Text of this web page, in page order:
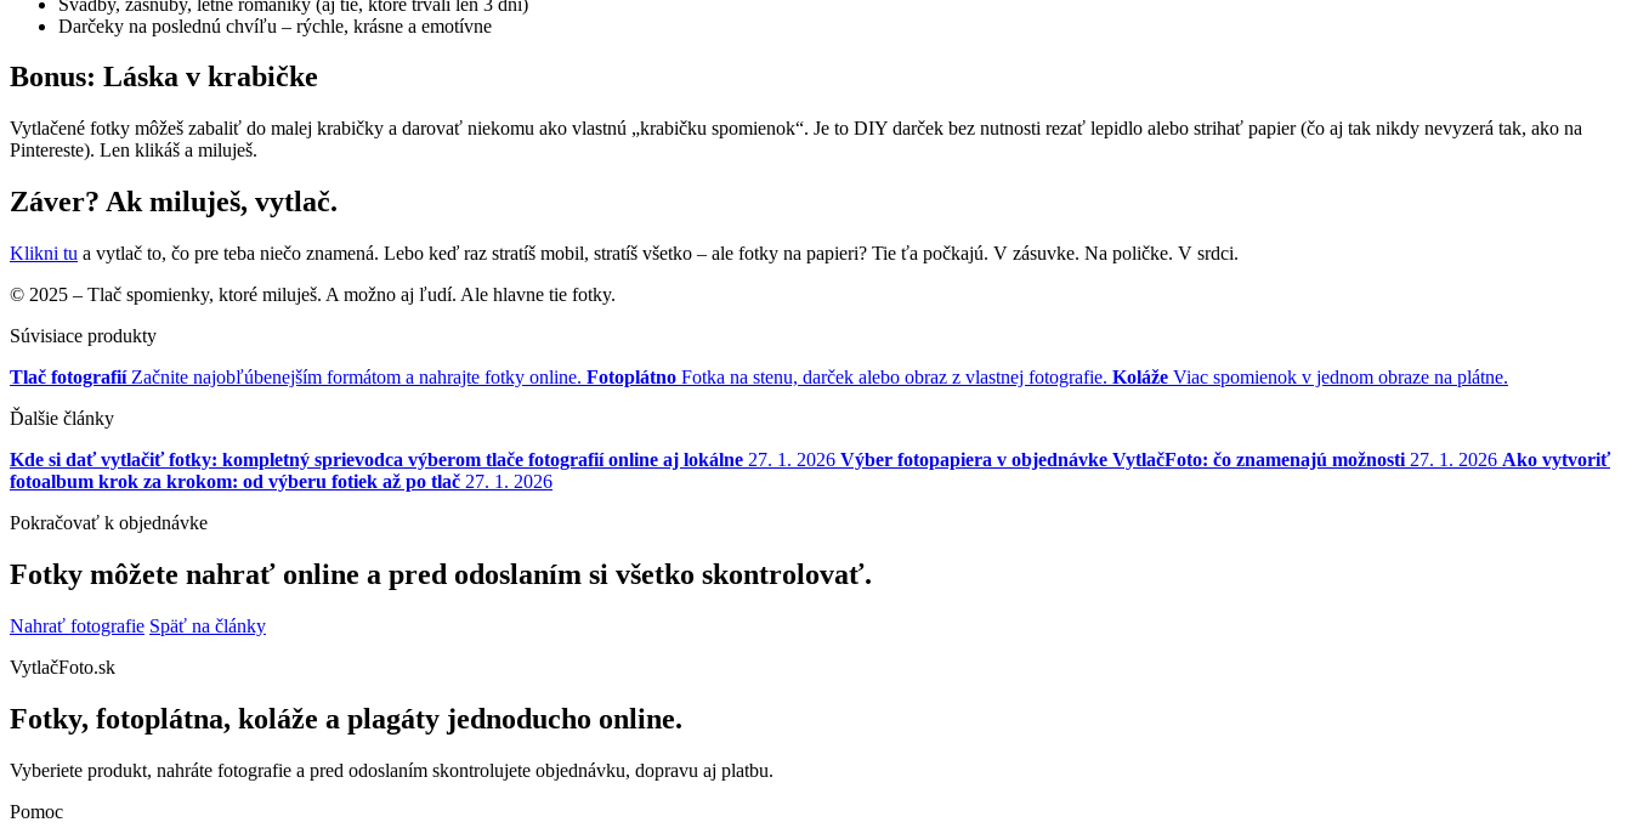
Darčeky na poslednú chvíľu – rýchle, krásne a emotívne
Bonus: Láska v krabičke
Vytlačené fotky môžeš zabaliť do malej krabičky a darovať niekomu ako vlastnú „krabičku spomienok“. Je to DIY darček bez nutnosti rezať lepidlo alebo strihať papier (čo aj tak nikdy nevyzerá tak, ako na
Pintereste). Len klikáš a miluješ.
Záver? Ak miluješ, vytlač.
Klikni tu a vytlač to, čo pre teba niečo znamená. Lebo keď raz stratíš mobil, stratíš všetko – ale fotky na papieri? Tie ťa počkajú. V zásuvke. Na poličke. V srdci.
© 2025 – Tlač spomienky, ktoré miluješ. A možno aj ľudí. Ale hlavne tie fotky.
Súvisiace produkty
Tlač fotografií Začnite najobľúbenejším formátom a nahrajte fotky online. Fotoplátno Fotka na stenu, darček alebo obraz z vlastnej fotografie. Koláže Viac spomienok v jednom obraze na plátne.
Ďalšie články
Kde si dať vytlačiť fotky: kompletný sprievodca výberom tlače fotografií online aj lokálne 27. 1. 2026 Výber fotopapiera v objednávke VytlačFoto: čo znamenajú možnosti 27. 1. 2026 Ako vytvoriť
fotoalbum krok za krokom: od výberu fotiek až po tlač 27. 1. 2026
Pokračovať k objednávke
Fotky môžete nahrať online a pred odoslaním si všetko skontrolovať.
Nahrať fotografie Späť na články
VytlačFoto.sk
Fotky, fotoplátna, koláže a plagáty jednoducho online.
Vyberiete produkt, nahráte fotografie a pred odoslaním skontrolujete objednávku, dopravu aj platbu.
Pomoc